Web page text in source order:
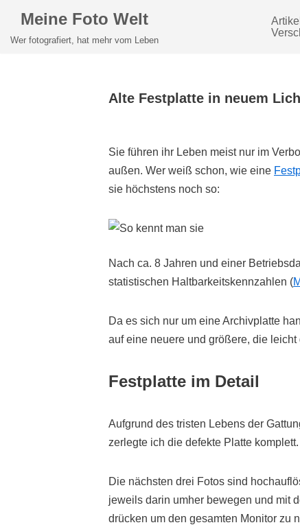
Zum
Meine Foto Welt
Wer fotografiert, hat mehr vom Leben
Artikel
Alte Festplatte in neuem
Sie führen ihr Leben meist nur im
außen. Wer weiß schon, wie eine
sie höchstens noch so:
Nach ca. 8 Jahren und einer
statistischen Haltbarkeitskennzahlen (
Da es sich nur um eine Archivplatte
auf eine neuere und größere, die
Festplatte im Detail
Aufgrund des tristen Lebens der
zerlegte ich die defekte Platte komplett.
Die nächsten drei Fotos sind
jeweils darin umher bewegen und mit
drücken um den gesamten Monitor zu